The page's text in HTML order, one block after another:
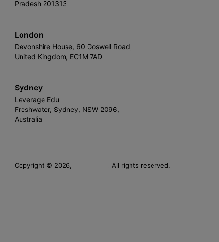
Pradesh 201313
London
Devonshire House, 60 Goswell Road,
United Kingdom, EC1M 7AD
Sydney
Leverage Edu
Freshwater, Sydney, NSW 2096,
Australia
Copyright © 2026, . All rights reserved.